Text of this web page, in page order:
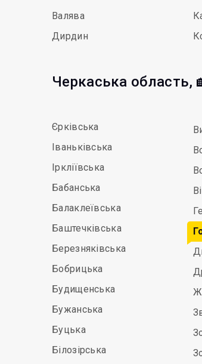
Валява
Дирдин
Черкаська область,
Єрківська
Іваньківська
Іркліївська
Бабанська
Балаклеївська
Баштечківська
Березняківська
Бобрицька
Будищенська
Бужанська
Буцька
Білозірська